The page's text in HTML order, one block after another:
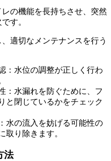
の機能を長持ちさせ、突然
す。
適切なメンテナンスを行う
：水位の調整が正しく行わ
：水漏れを防ぐために、フ
と閉じているかをチェック
水の流入を妨げる可能性の
取り除きます。
法